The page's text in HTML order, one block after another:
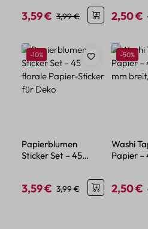
Verkaufspreis:
3,59 € Regulärer Preis:
3,99 € 2,50 €
Produktgalerie überspringen
Rabatt
-10%
Papierblumen
Sticker Set – 45
Verkaufspreis:
3,59 € Regulärer Preis:
3,99 €
Rabatt
-50%
Washi
Papier –
2,50 €